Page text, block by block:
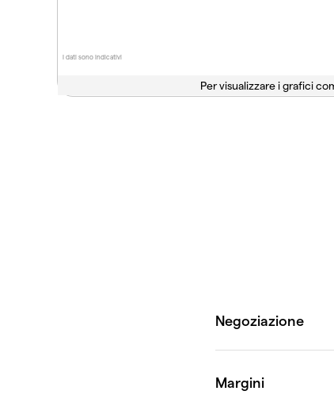
I dati sono indicativi
Per visualizzare i grafici